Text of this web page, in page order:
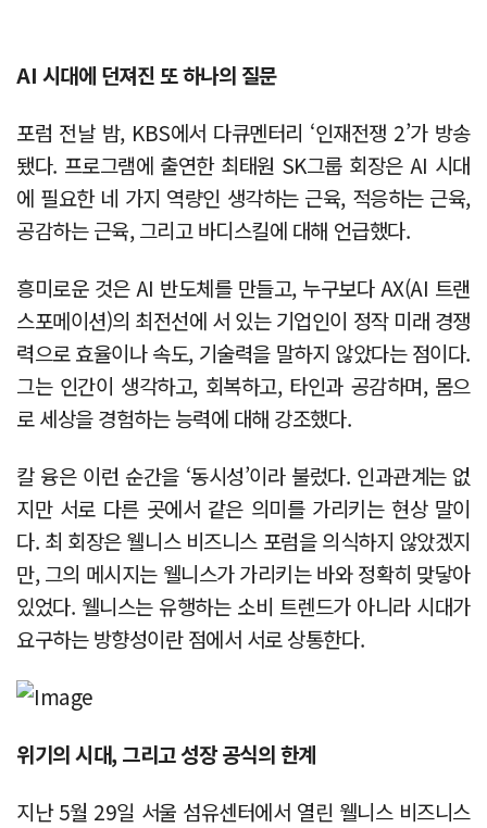
AI 시대에 던져진 또 하나의 질문
포럼 전날 밤, KBS에서 다큐멘터리 ‘인재전쟁 2’가 방송
됐다. 프로그램에 출연한 최태원 SK그룹 회장은 AI 시대
에 필요한 네 가지 역량인 생각하는 근육, 적응하는 근육,
공감하는 근육, 그리고 바디스킬에 대해 언급했다.
흥미로운 것은 AI 반도체를 만들고, 누구보다 AX(AI 트랜
스포메이션)의 최전선에 서 있는 기업인이 정작 미래 경쟁
력으로 효율이나 속도, 기술력을 말하지 않았다는 점이다.
그는 인간이 생각하고, 회복하고, 타인과 공감하며, 몸으
로 세상을 경험하는 능력에 대해 강조했다.
칼 융은 이런 순간을 ‘동시성’이라 불렀다. 인과관계는 없
지만 서로 다른 곳에서 같은 의미를 가리키는 현상 말이
다. 최 회장은 웰니스 비즈니스 포럼을 의식하지 않았겠지
만, 그의 메시지는 웰니스가 가리키는 바와 정확히 맞닿아
있었다. 웰니스는 유행하는 소비 트렌드가 아니라 시대가
요구하는 방향성이란 점에서 서로 상통한다.
위기의 시대, 그리고 성장 공식의 한계
지난 5월 29일 서울 섬유센터에서 열린 웰니스 비즈니스